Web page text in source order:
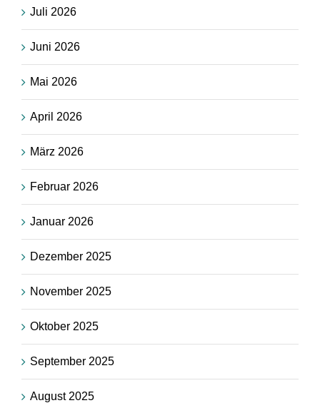
Juli 2026
Juni 2026
Mai 2026
April 2026
März 2026
Februar 2026
Januar 2026
Dezember 2025
November 2025
Oktober 2025
September 2025
August 2025